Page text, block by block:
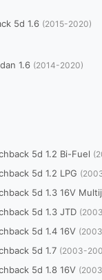
5d 1.6 (2015-2020)
1.6 (2014-2020)
5d 1.2 Bi-Fuel
5d 1.2 LPG
5d 1.3 16V
5d 1.3 JTD
5d 1.4 16V
5d 1.7 (2003-
5d 1.8 16V